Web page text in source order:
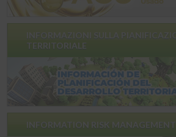
TERRITORIALE
INFORMATION RISK MANAGEMENT